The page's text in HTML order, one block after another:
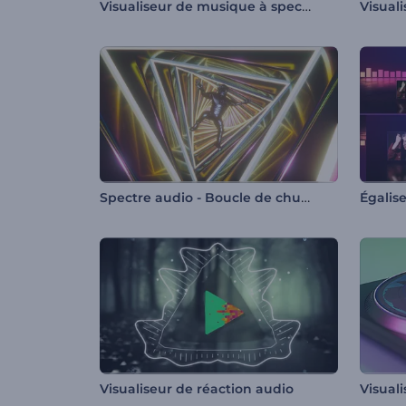
Visualiseur de musique à spectre audio plat
Spectre audio - Boucle de chute
Visualiseur de réaction audio